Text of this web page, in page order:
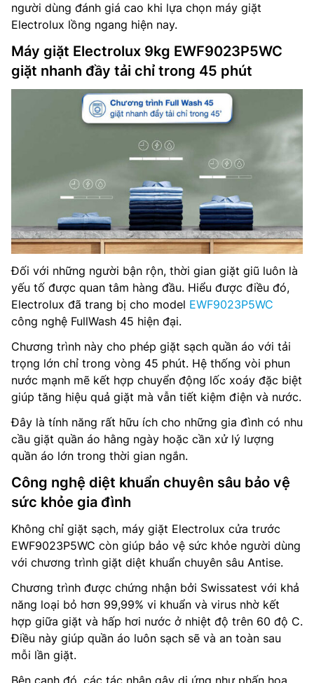
người dùng đánh giá cao khi lựa chọn máy giặt
Electrolux lồng ngang hiện nay.
Máy giặt Electrolux 9kg EWF9023P5WC
giặt nhanh đầy tải chỉ trong 45 phút
Đối với những người bận rộn, thời gian giặt giũ luôn là
yếu tố được quan tâm hàng đầu. Hiểu được điều đó,
Electrolux đã trang bị cho model EWF9023P5WC
công nghệ FullWash 45 hiện đại.
Chương trình này cho phép giặt sạch quần áo với tải
trọng lớn chỉ trong vòng 45 phút. Hệ thống vòi phun
nước mạnh mẽ kết hợp chuyển động lốc xoáy đặc biệt
giúp tăng hiệu quả giặt mà vẫn tiết kiệm điện và nước.
Đây là tính năng rất hữu ích cho những gia đình có nhu
cầu giặt quần áo hằng ngày hoặc cần xử lý lượng
quần áo lớn trong thời gian ngắn.
Công nghệ diệt khuẩn chuyên sâu bảo vệ
sức khỏe gia đình
Không chỉ giặt sạch, máy giặt Electrolux cửa trước
EWF9023P5WC còn giúp bảo vệ sức khỏe người dùng
với chương trình giặt diệt khuẩn chuyên sâu Antise.
Chương trình được chứng nhận bởi Swissatest với khả
năng loại bỏ hơn 99,99% vi khuẩn và virus nhờ kết
hợp giữa giặt và hấp hơi nước ở nhiệt độ trên 60 độ C.
Điều này giúp quần áo luôn sạch sẽ và an toàn sau
mỗi lần giặt.